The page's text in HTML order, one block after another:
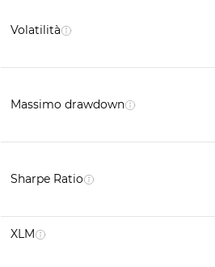
Volatilità
Massimo drawdown
Sharpe Ratio
XLM